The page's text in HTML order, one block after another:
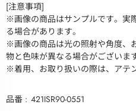
[注意事項]
※画像の商品はサンプルです。実
る場合があります。
※画像の商品は光の照射や角度、
物と色味が異なる場合がございます
※着用、お取り扱いの際は、アテ
品番
421ISR90-0551